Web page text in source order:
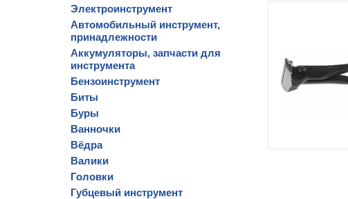
Электроинструмент
Автомобильный инструмент,
принадлежности
Аккумуляторы, запчасти для
инструмента
Бензоинструмент
Биты
Буры
Ванночки
Вёдра
Валики
Головки
Губцевый инструмент